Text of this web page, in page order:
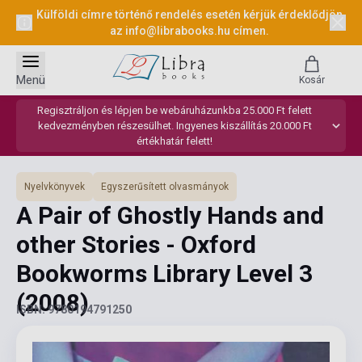
Külföldi címre történő rendelés esetén kérjük érdeklődjön
az info@librabooks.hu címen.
Regisztráljon és lépjen be webáruházunkba 25.000 Ft felett
kedvezményben részesülhet. Ingyenes kiszállítás 20.000 Ft
értékhatár felett!
Menü Kosár
Nyelvkönyvek Egyszerűsített olvasmányok
A Pair of Ghostly Hands and
other Stories - Oxford
Bookworms Library Level 3
(2008)
ISBN: 9780194791250